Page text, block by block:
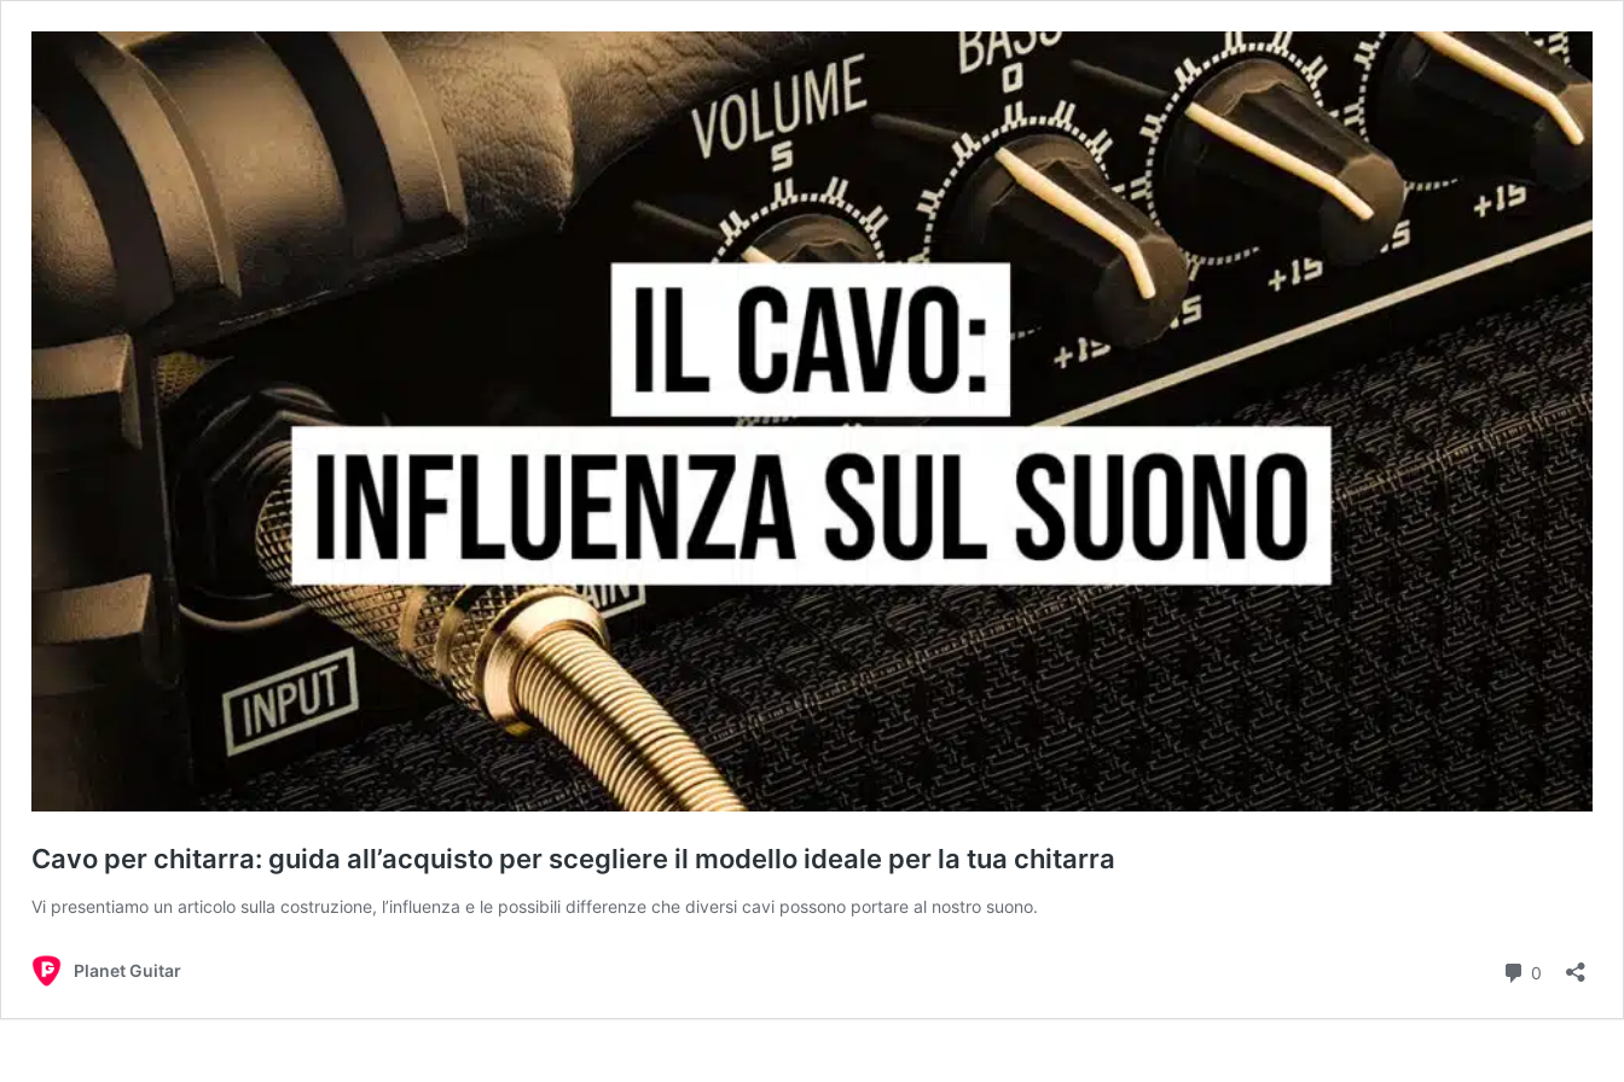
Cavo per chitarra: guida all’acquisto per scegliere il modello ideale per la tua chitarra
Vi presentiamo un articolo sulla costruzione, l’influenza e le possibili differenze che diversi cavi possono portare al nostro suono.
Planet Guitar 0 Commenti